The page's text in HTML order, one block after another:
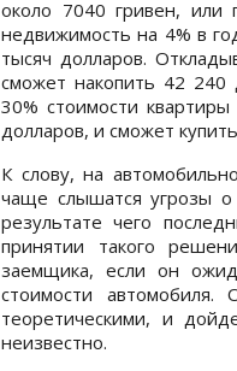
около 7040 гривен,
недвижимость на 4% в
тысяч долларов.
сможет накопить 42 240
30% стоимости
долларов, и сможет
К слову, на
чаще слышатся угрозы
результате чего
принятии такого
заемщика, если он
стоимости
теоретическими, и
неизвестно.